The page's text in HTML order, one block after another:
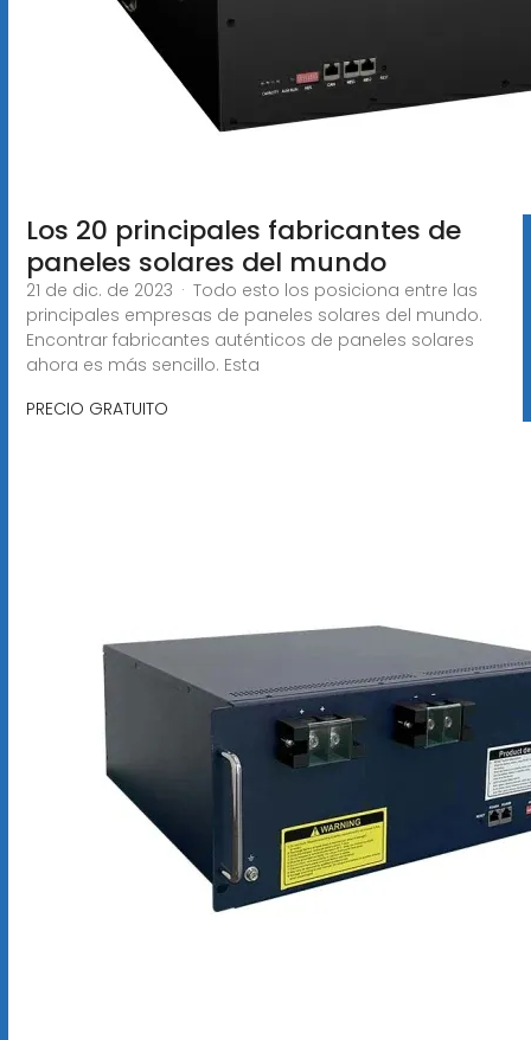
Los 20 principales fabricantes de
paneles solares del mundo
21 de dic. de 2023 · Todo esto los posiciona entre las
principales empresas de paneles solares del mundo.
Encontrar fabricantes auténticos de paneles solares
ahora es más sencillo. Esta
PRECIO GRATUITO